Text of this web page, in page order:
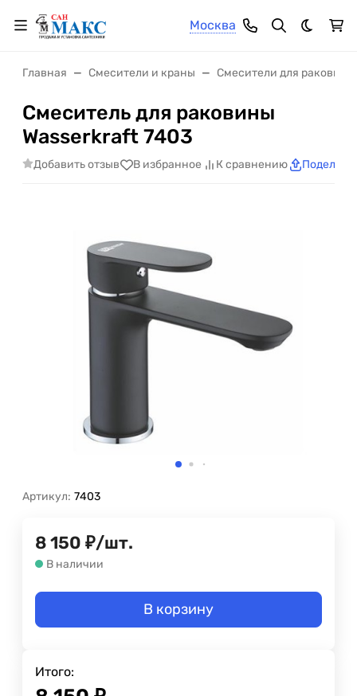
Москва
Темная
Главная Смесители и краны Смесители для раковины
Смеситель для раковины
Wasserkraft 7403
Добавить отзыв В избранное К сравнению
Артикул: 7403
8 150 ₽/шт.
В наличии
В корзину
Итого: